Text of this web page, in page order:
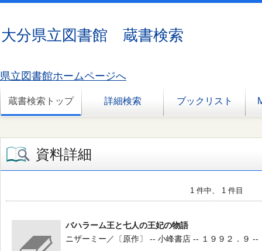
大分県立図書館 蔵書検索
県立図書館ホームページへ
蔵書検索トップ 詳細検索 ブックリスト
資料詳細
1 件中、 1 件目
バハラーム王と七人の王妃の物語
ニザーミー／〔原作〕 -- 小峰書店 -- １９９２．９ --